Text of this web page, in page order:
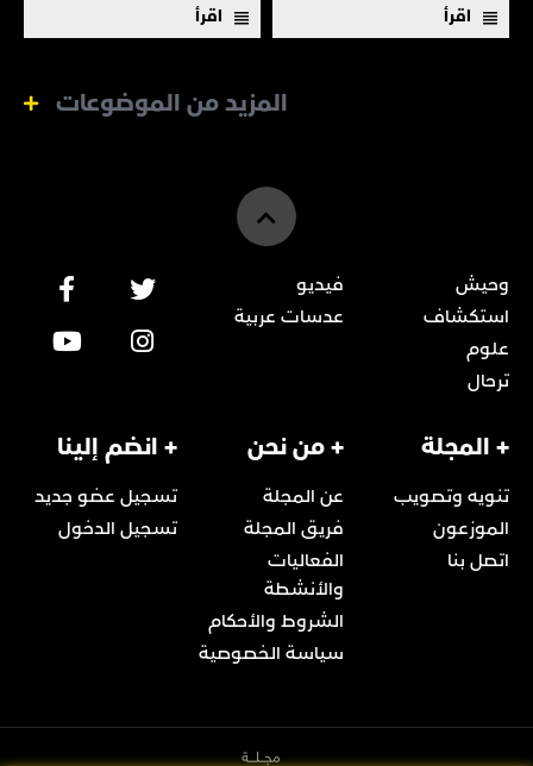
اقرأ اقرأ
المزيد من الموضوعات
وحيش
استكشاف
علوم
ترحال
فيديو
عدسات عربية
+ المجلة
تنويه وتصويب
الموزعون
اتصل بنا
+ من نحن
عن المجلة
فريق المجلة
الفعاليات
والأنشطة
الشروط والأحكام
سياسة الخصوصية
+ انضم إلينا
تسجيل عضو جديد
تسجيل الدخول